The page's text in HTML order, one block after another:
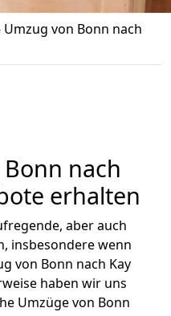
Umzug von Bonn nach
nach
erhalten
aber auch
insbesondere wenn
von Bonn nach Kay
haben wir uns
Umzüge von Bonn